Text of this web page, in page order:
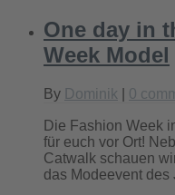
One day in
Week Model
By Dominik 0
Die Fashion Week
für euch vor Ort!
Catwalk schauen
das Modeevent des